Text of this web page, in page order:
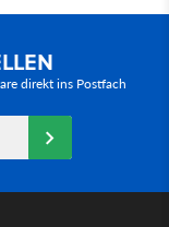
direkt ins Postfach